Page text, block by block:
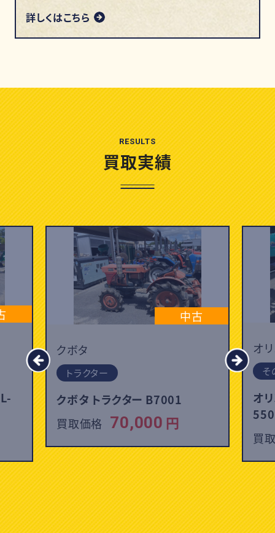
詳しくはこちら
RESULTS
買取実績
中古
クボタ
トラクター
クボタ トラクター B7001
買取価格 70,000 円
オ
そ
オ
買